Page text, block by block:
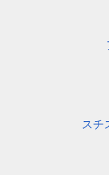
スチ